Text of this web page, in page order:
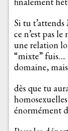
Si tu
ce n’est pas
une relation
“mixte”
domaine,
dès que tu
énormément